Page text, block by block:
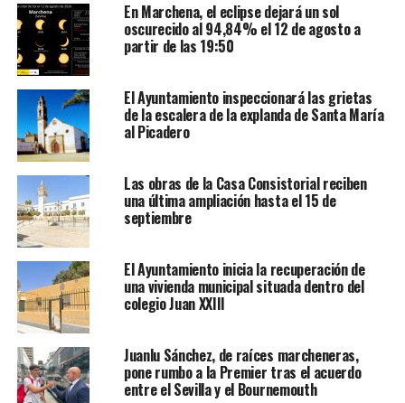
En Marchena, el eclipse dejará un sol
oscurecido al 94,84% el 12 de agosto a
partir de las 19:50
El Ayuntamiento inspeccionará las grietas
de la escalera de la explanda de Santa María
al Picadero
Las obras de la Casa Consistorial reciben
una última ampliación hasta el 15 de
septiembre
El Ayuntamiento inicia la recuperación de
una vivienda municipal situada dentro del
colegio Juan XXIII
Juanlu Sánchez, de raíces marcheneras,
pone rumbo a la Premier tras el acuerdo
entre el Sevilla y el Bournemouth